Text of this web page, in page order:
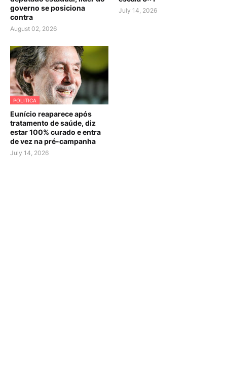
governo se posiciona
contra
August 02, 2026
July 14, 2026
POLITICA
Eunício reaparece após
tratamento de saúde, diz
estar 100% curado e entra
de vez na pré-campanha
July 14, 2026